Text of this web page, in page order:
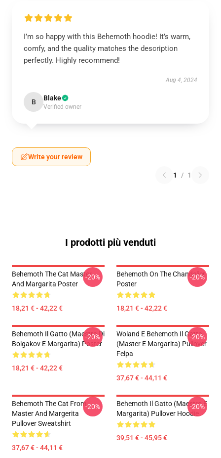
I’m so happy with this Behemoth hoodie! It’s warm,
comfy, and the quality matches the description
perfectly. Highly recommend!
Aug 4, 2024
B Blake
Verified owner
Write your review
1 / 1
I prodotti più venduti
Behemoth The Cat Master
And Margarita Poster
18,21 € - 42,22 €
-20%
Behemoth On The Chandelier
Poster
18,21 € - 42,22 €
-20%
Behemoth Il Gatto (Maestro Di
Bolgakov E Margarita) Poster
18,21 € - 42,22 €
-20%
Woland E Behemoth Il Gatto
(Master E Margarita) Pullover
Felpa
37,67 € - 44,11 €
-20%
Behemoth The Cat From
Master And Margerita
Pullover Sweatshirt
37,67 € - 44,11 €
-20%
Behemoth Il Gatto (Maestro E
Margarita) Pullover Hoodie
39,51 € - 45,95 €
-20%